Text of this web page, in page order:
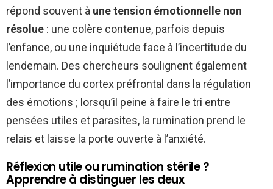
répond souvent à une tension émotionnelle non
résolue : une colère contenue, parfois depuis
l’enfance, ou une inquiétude face à l’incertitude du
lendemain. Des chercheurs soulignent également
l’importance du cortex préfrontal dans la régulation
des émotions ; lorsqu’il peine à faire le tri entre
pensées utiles et parasites, la rumination prend le
relais et laisse la porte ouverte à l’anxiété.
Réflexion utile ou rumination stérile ?
Apprendre à distinguer les deux